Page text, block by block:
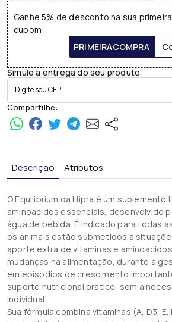
Ganhe 5% de desconto na sua
cupom:
PRIMEIRACOMPRA
Simule a entrega do seu produto
Compartilhe:
Descrição Atributos
O Equilibrium da Hipra é um suplemento
aminoácidos essenciais, desenvolvido
água de bebida. É indicado para todas
os animais estão submetidos a
aporte extra de vitaminas e
mudanças na alimentação, durante a
em episódios de crescimento
suporte nutricional prático, sem a
individual.
Sua fórmula combina vitaminas (A, D3, E,